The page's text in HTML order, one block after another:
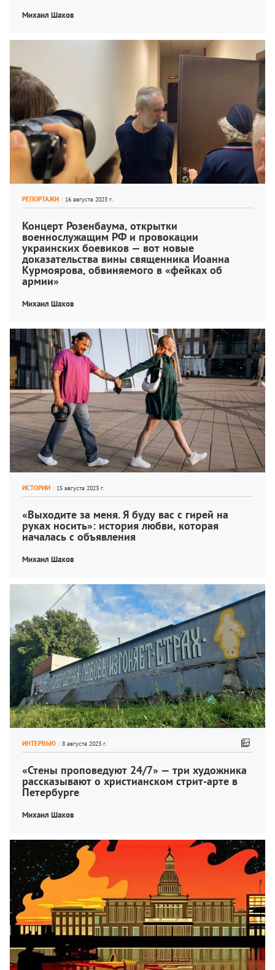
Михаил Шахов
РЕПОРТАЖИ
Концерт Розенбаума, открытки
военнослужащим РФ и провокации
украинских боевиков — вот новые
доказательства вины священника Иоанна
Курмоярова, обвиняемого в «фейках об
армии»
Михаил Шахов
ИСТОРИИ
«Выходите за меня. Я буду вас с гирей на
руках носить»: история любви, которая
началась с объявления
Михаил Шахов
ИНТЕРВЬЮ
«‎Стены проповедуют 24/7» — три художника
рассказывают о христианском стрит-арте в
Петербурге
Михаил Шахов